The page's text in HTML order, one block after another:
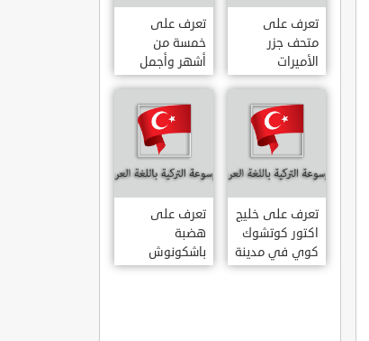
تعرف على
متحف جزر
الأميرات
ADALAR
MÜZESI
تعرف على
خمسة من
أشهر وأجمل
قصور اسطنبول
تعرف على خليج
اكتور كوتشوك
كوي في مدينة
داتشا الساحلية
تعرف على
هضبة
باشكونوش
الطبيعية في